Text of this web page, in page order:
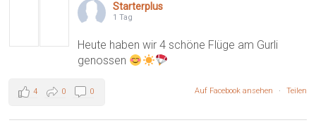
Starterplus
1 Tag
Heute haben wir 4 schöne Flüge am Gurli
genossen
Auf Facebook ansehen · Teilen
4 0 0